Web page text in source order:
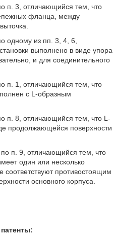
п. 3, отличающийся тем, что
фланца, между
одному из пп. 3, 4, 6,
выполнено в виде упора
и для соединительного
п. 1, отличающийся тем, что
с L-образным
п. 8, отличающийся тем, что L-
продолжающейся поверхности
п. 9, отличающийся тем, что
один или несколько
противостоящим
основного корпуса.